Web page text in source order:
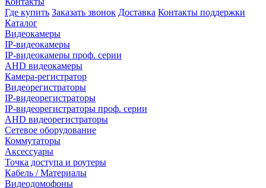
Где купить Заказать звонок Доставка Контакты поддержки
Каталог
Видеокамеры
IP-видеокамеры
IP-видеокамеры проф. серии
AHD видеокамеры
Камера-регистратор
Видеорегистраторы
IP-видеорегистраторы
IP-видеорегистраторы проф. серии
AHD видеорегистраторы
Сетевое оборудование
Коммутаторы
Аксессуары
Точка доступа и роутеры
Кабель / Материалы
Видеодомофоны